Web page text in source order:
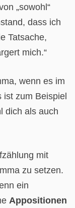
„sowohl“
dass ich
Tatsache,
mich.“
wenn es im
ist zum Beispiel
dich als auch
mit
zu setzen.
ein
Appositionen